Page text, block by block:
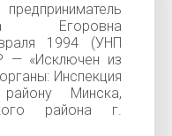
Егоровна
1994 (УНП
— «Исключен из
Инспекция
Минска,
района г.